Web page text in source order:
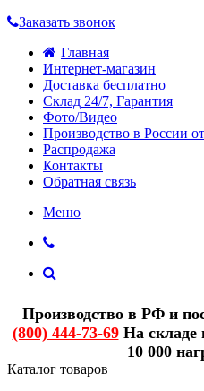
Заказать звонок
Главная
Интернет-магазин
Доставка бесплатно
Склад 24/7, Гарантия
Фото/Видео
Производство в России
Распродажа
Контакты
Обратная связь
Меню
Производство в РФ и
(800) 444-73-69На складе
10 000
Каталог товаров